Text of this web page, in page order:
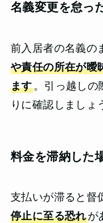
名義変更を怠っ
前入居者の名義の
や責任の所在が曖
ます。引っ越しの
りに確認しましょ
料金を滞納した
支払いが滞ると督
停止に至る恐れが